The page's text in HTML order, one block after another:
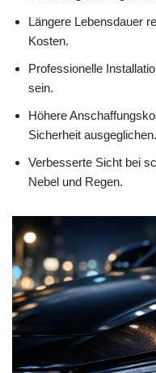
Längere Lebensdauer
Kosten.
Professionelle
sein.
Höhere
Sicherheit ausgeglichen.
Verbesserte Sicht bei
Nebel und Regen.